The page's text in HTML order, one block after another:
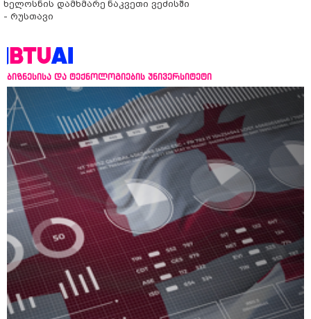
ხელოსნის დამხმარე
- რუსთავი
ნაკვეთი ვეძისში
ბიზნესისა და ტექნოლოგიების უნივერსიტეტი